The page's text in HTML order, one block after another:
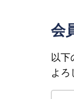
会
以下
よろ